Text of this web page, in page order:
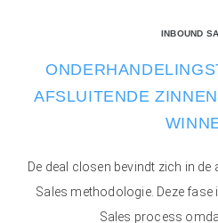
INBOUND
AFSLUITENDE
De deal closen bevindt zich in
Sales methodologie. Deze fase
Sales process